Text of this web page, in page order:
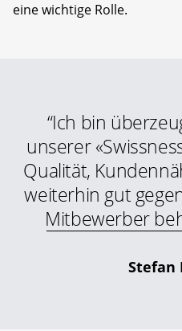
eine wichtige Rolle.
“Ich bin
unserer
Qualität,
weiterhin gut
Mitbewerber
Stefan